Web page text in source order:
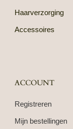
Haarverzorging
Accessoires
ACCOUNT
Registreren
Mijn bestellingen